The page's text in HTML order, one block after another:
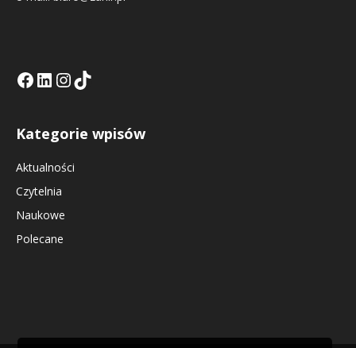
Facebook
LinkedIn
Tik Tok KEInstagramm KE
Kategorie wpisów
Aktualności
Czytelnia
Naukowe
Polecane